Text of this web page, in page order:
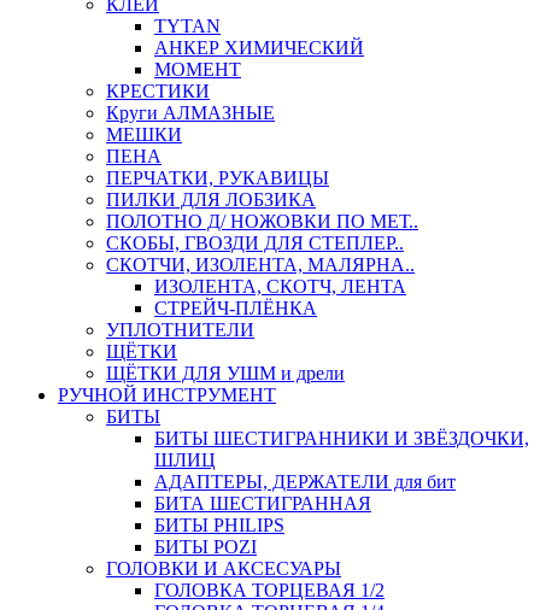
КЛЕЙ
TYTAN
АНКЕР ХИМИЧЕСКИЙ
МОМЕНТ
КРЕСТИКИ
Круги АЛМАЗНЫЕ
МЕШКИ
ПЕНА
ПЕРЧАТКИ, РУКАВИЦЫ
ПИЛКИ ДЛЯ ЛОБЗИКА
ПОЛОТНО Д/ НОЖОВКИ ПО МЕТ..
СКОБЫ, ГВОЗДИ ДЛЯ СТЕПЛЕР..
СКОТЧИ, ИЗОЛЕНТА, МАЛЯРНА..
ИЗОЛЕНТА, СКОТЧ, ЛЕНТА
СТРЕЙЧ-ПЛЁНКА
УПЛОТНИТЕЛИ
ЩЁТКИ
ЩЁТКИ ДЛЯ УШМ и дрели
РУЧНОЙ ИНСТРУМЕНТ
БИТЫ
БИТЫ ШЕСТИГРАННИКИ И ЗВЁЗДОЧКИ,
ШЛИЦ
АДАПТЕРЫ, ДЕРЖАТЕЛИ для бит
БИТА ШЕСТИГРАННАЯ
БИТЫ PHILIPS
БИТЫ POZI
ГОЛОВКИ И АКСЕСУАРЫ
ГОЛОВКА ТОРЦЕВАЯ 1/2